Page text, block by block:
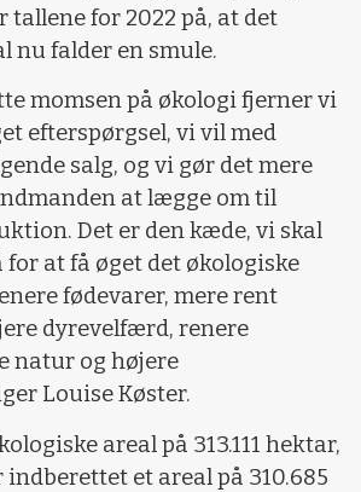
tallene for 2022 på, at det
nu falder en smule.
momsen på økologi fjerner vi
efterspørgsel, vi vil med
salg, og vi gør det mere
at lægge om til
Det er den kæde, vi skal
for at få øget det økologiske
fødevarer, mere rent
dyrevelfærd, renere
natur og højere
Louise Køster.
areal på 313.111 hektar,
indberettet et areal på 310.685